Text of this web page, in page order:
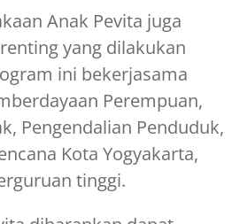
Anak Pevita juga
yang dilakukan
ini bekerjasama
Perempuan,
Pengendalian Penduduk,
Kota Yogyakarta,
tinggi.